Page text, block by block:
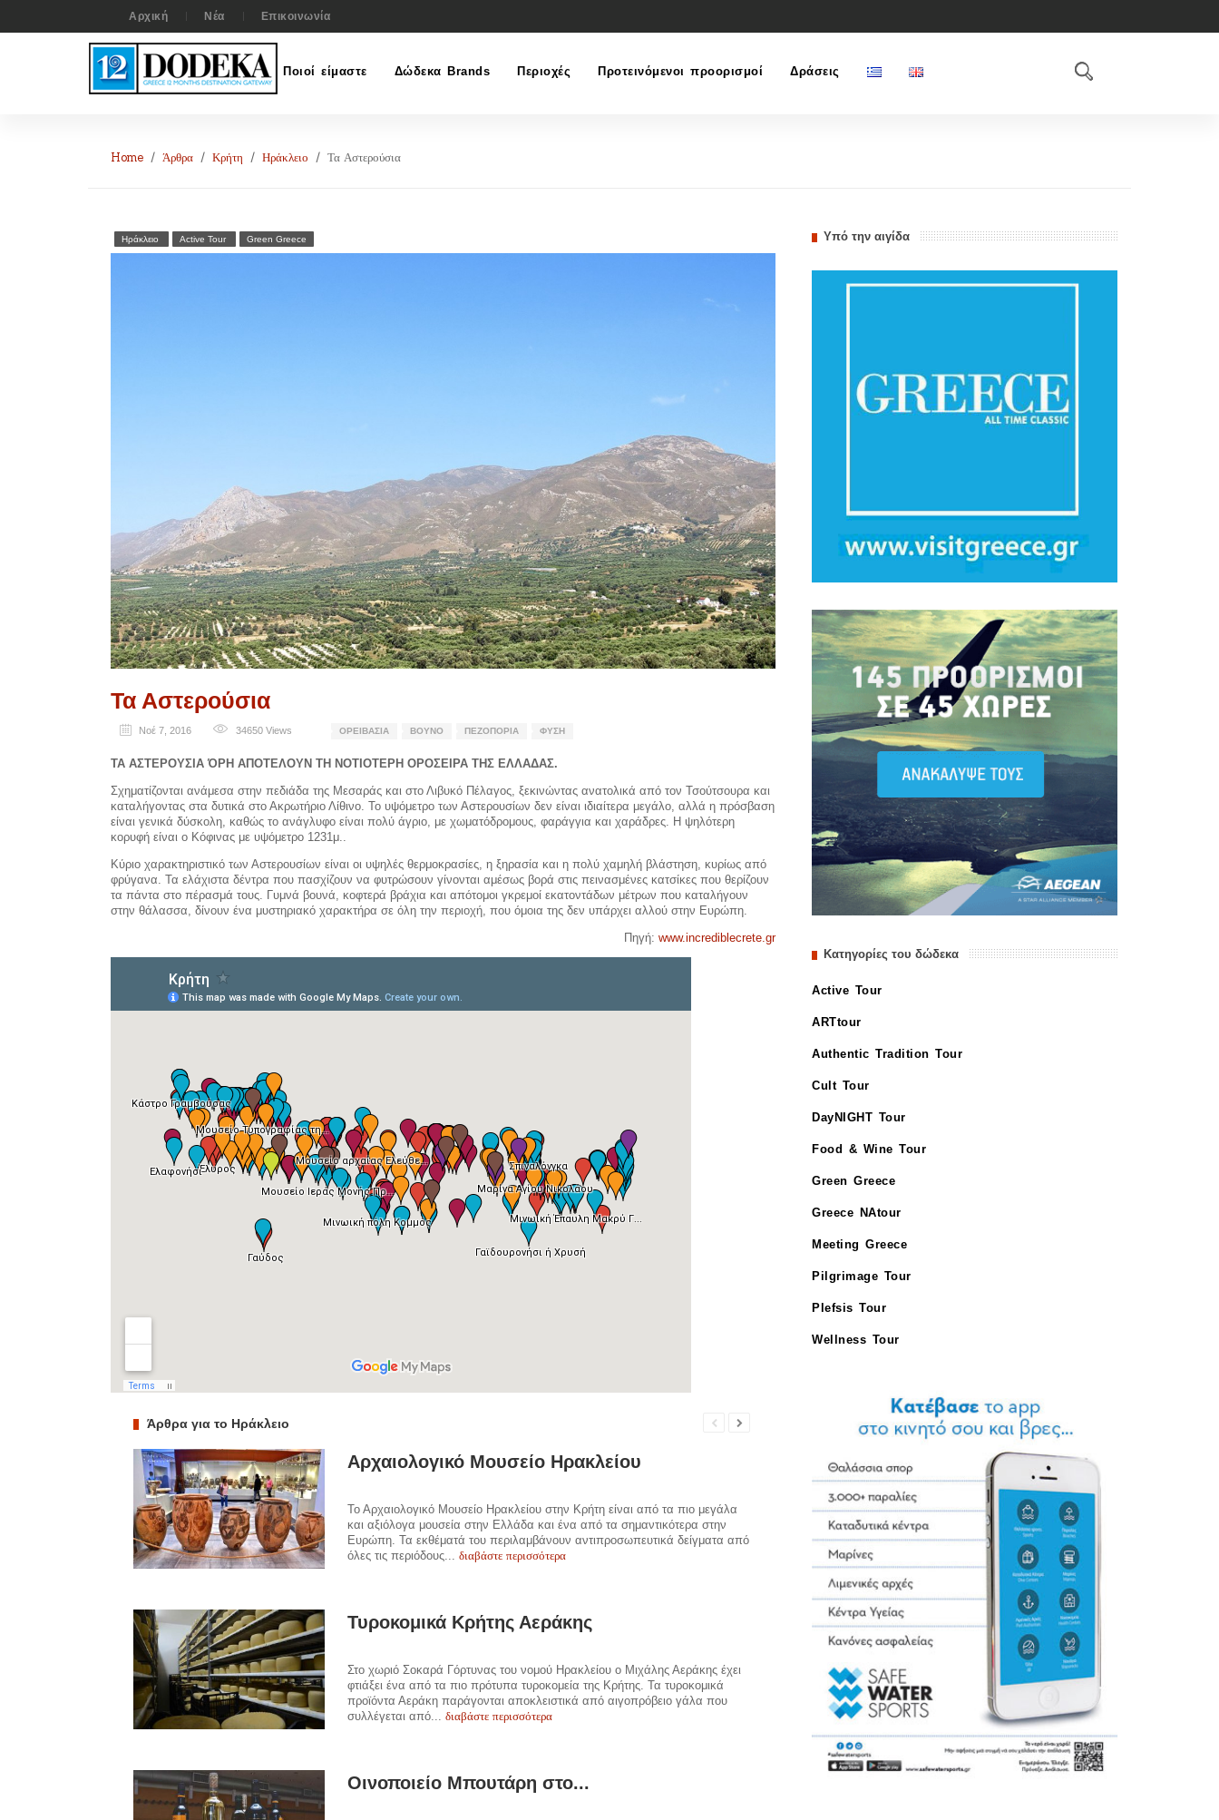
Αρχική Νέα Επικοινωνία
Ποιοί είμαστε Δώδεκα Brands Περιοχές Προτεινόμενοι προορισμοί Δράσεις
Home Άρθρα Κρήτη Ηράκλειο Τα Αστερούσια
Ηράκλειο Active Tour Green Greece
Τα Αστερούσια
Νοέ 7, 2016 34650 Views ΟΡΕΙΒΑΣΊΑ ΒΟΥΝΌ ΠΕΖΟΠΟΡΊΑ ΦΎΣΗ
ΤΑ ΑΣΤΕΡΟΥΣΙΑ ΌΡΗ ΑΠΟΤΕΛΟΥΝ ΤΗ ΝΟΤΙΟΤΕΡΗ ΟΡΟΣΕΙΡΑ ΤΗΣ ΕΛΛΑΔΑΣ.
Σχηματίζονται ανάμεσα στην πεδιάδα της Μεσαράς και στο Λιβυκό Πέλαγος, ξεκινώντας ανατολικά από τον Τσούτσουρα και
καταλήγοντας στα δυτικά στο Ακρωτήριο Λίθινο. Το υψόμετρο των Αστερουσίων δεν είναι ιδιαίτερα μεγάλο, αλλά η πρόσβαση
είναι γενικά δύσκολη, καθώς το ανάγλυφο είναι πολύ άγριο, με χωματόδρομους, φαράγγια και χαράδρες. Η ψηλότερη
κορυφή είναι ο Κόφινας με υψόμετρο 1231μ..
Κύριο χαρακτηριστικό των Αστερουσίων είναι οι υψηλές θερμοκρασίες, η ξηρασία και η πολύ χαμηλή βλάστηση, κυρίως από
φρύγανα. Τα ελάχιστα δέντρα που πασχίζουν να φυτρώσουν γίνονται αμέσως βορά στις πεινασμένες κατσίκες που θερίζουν
τα πάντα στο πέρασμά τους. Γυμνά βουνά, κοφτερά βράχια και απότομοι γκρεμοί εκατοντάδων μέτρων που καταλήγουν
στην θάλασσα, δίνουν ένα μυστηριακό χαρακτήρα σε όλη την περιοχή, που όμοια της δεν υπάρχει αλλού στην Ευρώπη.
Πηγή:www.incrediblecrete.gr
Άρθρα για το Ηράκλειο
Αρχαιολογικό Μουσείο Ηρακλείου
Το Αρχαιολογικό Μουσείο Ηρακλείου στην Κρήτη είναι από τα πιο μεγάλα
και αξιόλογα μουσεία στην Ελλάδα και ένα από τα σημαντικότερα στην
Ευρώπη. Τα εκθέματά του περιλαμβάνουν αντιπροσωπευτικά δείγματα από
όλες τις περιόδους...διαβάστε περισσότερα
Τυροκομικά Κρήτης Αεράκης
Στο χωριό Σοκαρά Γόρτυνας του νομού Ηρακλείου ο Μιχάλης Αεράκης έχει
φτιάξει ένα από τα πιο πρότυπα τυροκομεία της Κρήτης. Τα τυροκομικά
προϊόντα Αεράκη παράγονται αποκλειστικά από αιγοπρόβειο γάλα που
συλλέγεται από...διαβάστε περισσότερα
Οινοποιείο Μπουτάρη στο...
Υπό την αιγίδα
Κατηγορίες του δώδεκα
Active Tour
ARTtour
Authentic Tradition Tour
Cult Tour
DayNIGHT Tour
Food & Wine Tour
Green Greece
Greece NAtour
Meeting Greece
Pilgrimage Tour
Plefsis Tour
Wellness Tour